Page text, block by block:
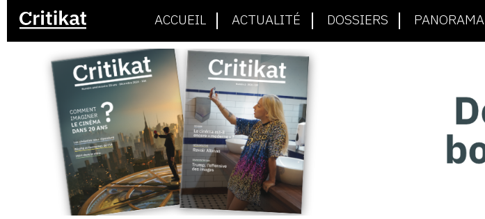
ACCUEIL ACTUALITÉ DOSSIERS PANORAMA